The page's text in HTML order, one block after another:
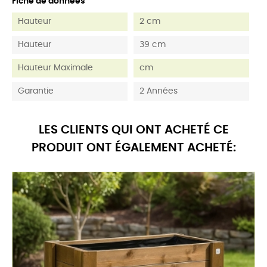
Hauteur 2 cm
Hauteur 39 cm
Hauteur Maximale cm
Garantie 2 Années
LES CLIENTS QUI ONT ACHETÉ CE
PRODUIT ONT ÉGALEMENT ACHETÉ: